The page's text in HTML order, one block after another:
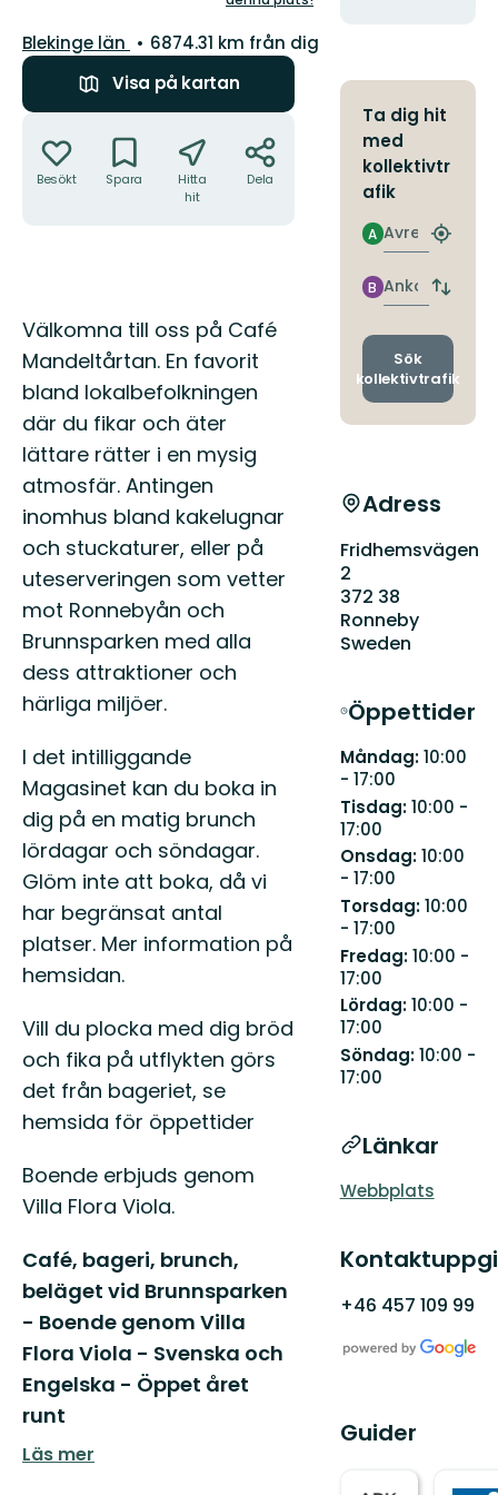
Län:
Blekinge län
6874.31 km från dig
Visa på kartan
Besökt Spara
Hitta
hit
Dela
Beskrivning
Välkomna till oss på Café
Mandeltårtan. En favorit
bland lokalbefolkningen
där du fikar och äter
lättare rätter i en mysig
atmosfär. Antingen
inomhus bland kakelugnar
och stuckaturer, eller på
uteserveringen som vetter
mot Ronnebyån och
Brunnsparken med alla
dess attraktioner och
härliga miljöer.
I det intilliggande
Magasinet kan du boka in
dig på en matig brunch
lördagar och söndagar.
Glöm inte att boka, då vi
har begränsat antal
platser. Mer information på
hemsidan.
Vill du plocka med dig bröd
och fika på utflykten görs
det från bageriet, se
hemsida för öppettider
Boende erbjuds genom
Villa Flora Viola.
Café, bageri, brunch,
beläget vid Brunnsparken
- Boende genom Villa
Flora Viola - Svenska och
Engelska - Öppet året
runt
Läs mer
Ta dig hit
med
kollektivtr
afik
Avresa
A
Hitta
Ankomst
B
Byt
och
Sök
kollektivtrafik
Adress
Fridhemsvägen
2
372 38
Ronneby
Sweden
Öppettider
Måndag:10:00
- 17:00
Tisdag:10:00 -
17:00
Onsdag:10:00
- 17:00
Torsdag:10:00
- 17:00
Fredag:10:00 -
17:00
Lördag:10:00 -
17:00
Söndag:10:00 -
17:00
Länkar
Webbplats
+46 457 109 99
Guider